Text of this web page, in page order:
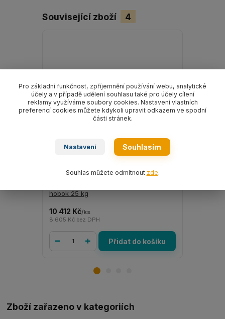
Související zboží 4
hobok 25 kg
10 412 Kč/ks
8 605 Kč bez DPH
Přidat do košíku
Zboží zařazeno v kategoriích
Pro základní funkčnost, zpříjemnění používání webu, analytické
účely a v případě udělení souhlasu také pro účely cílení
reklamy využíváme soubory cookies. Nastavení vlastních
preferencí cookies můžete kdykoli upravit odkazem ve spodní
části stránek.
Nastavení Souhlasím
Souhlas můžete odmítnout zde.